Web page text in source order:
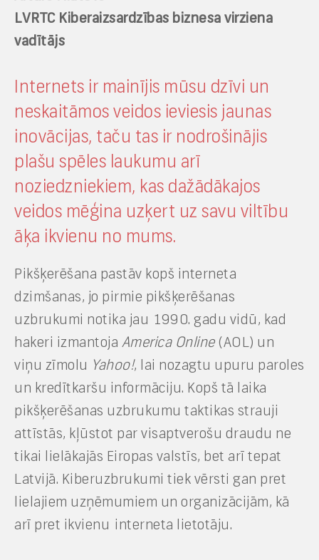
LVRTC Kiberaizsardzības biznesa virziena
vadītājs
Internets ir mainījis mūsu dzīvi un
neskaitāmos veidos ieviesis jaunas
inovācijas, taču tas ir nodrošinājis
plašu spēles laukumu arī
noziedzniekiem, kas dažādākajos
veidos mēģina uzķert uz savu viltību
āķa ikvienu no mums.
Pikšķerēšana pastāv kopš interneta
dzimšanas, jo pirmie pikšķerēšanas
uzbrukumi notika jau 1990. gadu vidū, kad
hakeri izmantoja America Online(AOL) un
viņu zīmolu Yahoo!, lai nozagtu upuru paroles
un kredītkaršu informāciju. Kopš tā laika
pikšķerēšanas uzbrukumu taktikas strauji
attīstās, kļūstot par visaptverošu draudu ne
tikai lielākajās Eiropas valstīs, bet arī tepat
Latvijā. Kiberuzbrukumi tiek vērsti gan pret
lielajiem uzņēmumiem un organizācijām, kā
arī pret ikvienu interneta lietotāju.